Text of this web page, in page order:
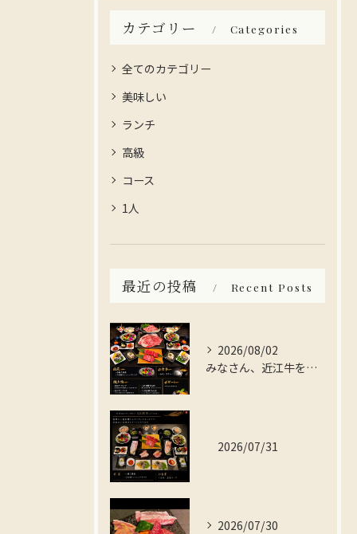
カテゴリー Categories
全てのカテゴリー
美味しい
ランチ
高級
コース
1人
最近の投稿 Recent Posts
2026/08/02
みなさん、近江牛を存分に楽しんでみませんか？
2026/07/31
2026/07/30